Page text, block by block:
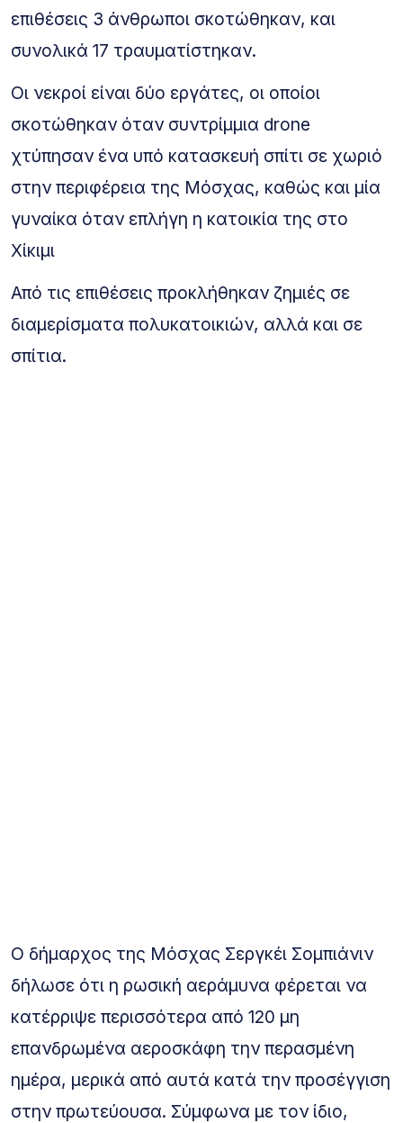
επιθέσεις 3 άνθρωποι σκοτώθηκαν, και
συνολικά 17 τραυματίστηκαν.
Οι νεκροί είναι δύο εργάτες, οι οποίοι
σκοτώθηκαν όταν συντρίμμια drone
χτύπησαν ένα υπό κατασκευή σπίτι σε χωριό
στην περιφέρεια της Μόσχας, καθώς και μία
γυναίκα όταν επλήγη η κατοικία της στο
Χίκιμι
Από τις επιθέσεις προκλήθηκαν ζημιές σε
διαμερίσματα πολυκατοικιών, αλλά και σε
σπίτια.
Ο δήμαρχος της Μόσχας Σεργκέι Σομπιάνιν
δήλωσε ότι η ρωσική αεράμυνα φέρεται να
κατέρριψε περισσότερα από 120 μη
επανδρωμένα αεροσκάφη την περασμένη
ημέρα, μερικά από αυτά κατά την προσέγγιση
στην πρωτεύουσα. Σύμφωνα με τον ίδιο,